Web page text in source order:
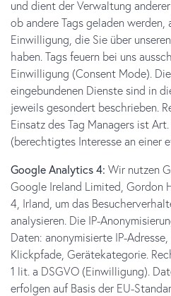
und dient der Verwaltung
ob andere Tags geladen
Einwilligung, die Sie über
haben. Tags feuern bei uns
Einwilligung (Consent Mode).
eingebundenen Dienste sind in
jeweils gesondert beschrieben.
Einsatz des Tag Managers ist
(berechtigtes Interesse an einer
Google Analytics 4: Wir nutzen
Google Ireland Limited, Gordon
4, Irland, um das
analysieren. Die IP-
Daten: anonymisierte IP-
Klickpfade, Gerätekategorie.
1 lit. a DSGVO (Einwilligung).
erfolgen auf Basis der EU-